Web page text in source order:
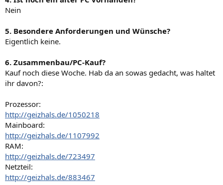
Nein
5. Besondere Anforderungen und Wünsche?
Eigentlich keine.
6. Zusammenbau/PC-Kauf?
Kauf noch diese Woche. Hab da an sowas gedacht, was haltet
ihr davon?:
Prozessor:
http://geizhals.de/1050218
Mainboard:
http://geizhals.de/1107992
RAM:
http://geizhals.de/723497
Netzteil:
http://geizhals.de/883467